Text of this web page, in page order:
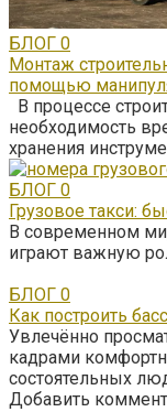
БЛОГ 0
Монтаж
помощью
В процессе
необходимость
хранения
БЛОГ 0
Грузовое такси:
В современном
играют важную
БЛОГ 0
Как построить
Увлечённо
кадрами
состоятельных
Добавить